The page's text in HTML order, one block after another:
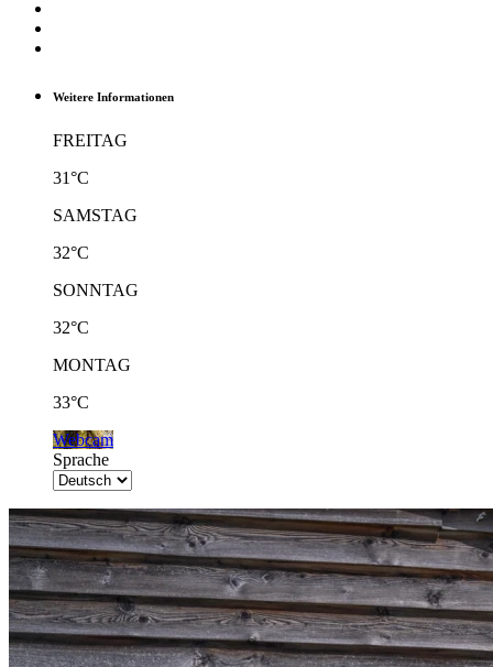
Weitere Informationen
FREITAG
31°C
SAMSTAG
32°C
SONNTAG
32°C
MONTAG
33°C
Webcam
Sprache